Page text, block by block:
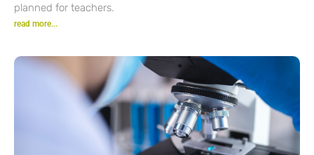
planned for teachers.
read more...